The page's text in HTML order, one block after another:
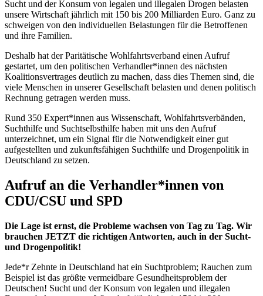
Sucht und der Konsum von legalen und illegalen Drogen belasten
unsere Wirtschaft jährlich mit 150 bis 200 Milliarden Euro. Ganz zu
schweigen von den individuellen Belastungen für die Betroffenen
und ihre Familien.
Deshalb hat der Paritätische Wohlfahrtsverband einen Aufruf
gestartet, um den politischen Verhandler*innen des nächsten
Koalitionsvertrages deutlich zu machen, dass dies Themen sind, die
viele Menschen in unserer Gesellschaft belasten und denen politisch
Rechnung getragen werden muss.
Rund 350 Expert*innen aus Wissenschaft, Wohlfahrtsverbänden,
Suchthilfe und Suchtselbsthilfe haben mit uns den Aufruf
unterzeichnet, um ein Signal für die Notwendigkeit einer gut
aufgestellten und zukunftsfähigen Suchthilfe und Drogenpolitik in
Deutschland zu setzen.
Aufruf an die Verhandler*innen von
CDU/CSU und SPD
Die Lage ist ernst, die Probleme wachsen von Tag zu Tag. Wir
brauchen JETZT die richtigen Antworten, auch in der Sucht-
und Drogenpolitik!
Jede*r Zehnte in Deutschland hat ein Suchtproblem; Rauchen zum
Beispiel ist das größte vermeidbare Gesundheitsproblem der
Deutschen! Sucht und der Konsum von legalen und illegalen